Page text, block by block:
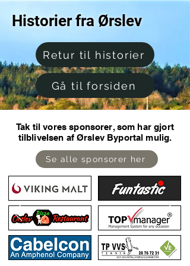
Historier fra Ørslev
Retur til historier
Gå til forsiden
Tak til vores sponsorer, som har gjort
tilblivelsen af Ørslev Byportal mulig.
Se alle sponsorer her